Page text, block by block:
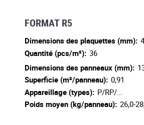
FORMAT R5
Dimensions des plaquettes (mm):
Quantité (pcs/m²): 36
Dimensions des panneaux (mm):
Superficie (m²/panneau): 0,91
Appareillage (types): P/RP/...
Poids moyen (kg/panneau): 26,0-